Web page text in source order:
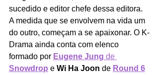
sucedido e editor chefe dessa editora.
A medida que se envolvem na vida um
do outro, começam a se apaixonar. O K-
Drama ainda conta com elenco
formado por Eugene Jung de
Snowdrop e Wi Ha Joon de Round 6